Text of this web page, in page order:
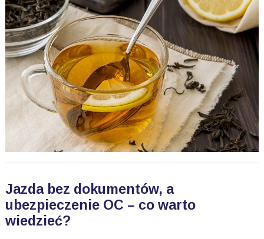
Jazda bez dokumentów, a
ubezpieczenie OC – co warto
wiedzieć?